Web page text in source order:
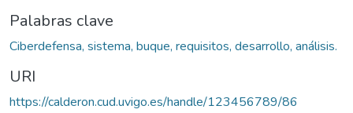
Palabras clave
Ciberdefensa, sistema, buque, requisitos, desarrollo, análisis.
URI
https://calderon.cud.uvigo.es/handle/123456789/86